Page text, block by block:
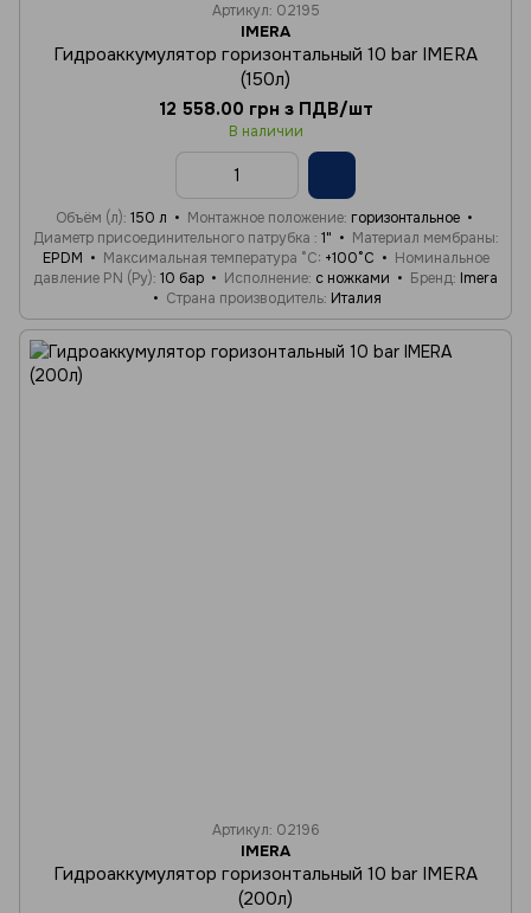
Артикул: 02195
IMERA
Гидроаккумулятор горизонтальный 10 bar IMERA
(150л)
12 558.00 грн з ПДВ/шт
В наличии
Объём (л) 150 л Монтажное положение горизонтальное
Диаметр присоединительного патрубка
1"
Материал мембраны
EPDM
Максимальная температура °C +100°C
Номинальное
давление PN (Ру) 10 бар Исполнение с ножками Бренд Imera
Страна производитель Италия
Артикул: 02196
IMERA
Гидроаккумулятор горизонтальный 10 bar IMERA
(200л)